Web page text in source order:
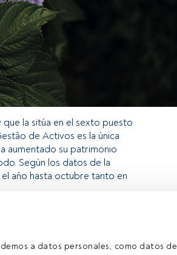
a datos personales, como datos de
la sitúa en el sexto puesto
de Activos es la única
aumentado su patrimonio
Según los datos de la
año hasta octubre tanto en
no tienes cuenta, te